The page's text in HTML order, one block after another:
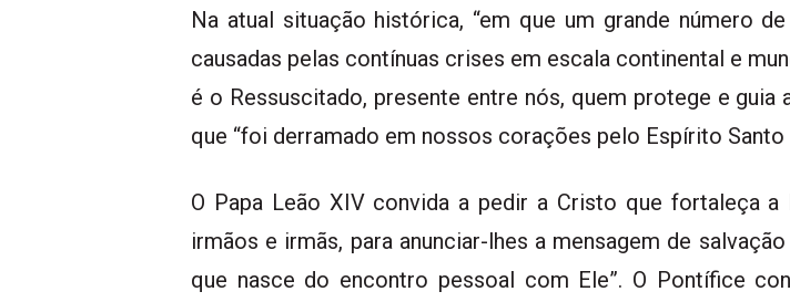
Na atual situação histórica, “em que um grande número
causadas pelas contínuas crises em escala continental e
é o Ressuscitado, presente entre nós, quem protege e guia
que “foi derramado em nossos corações pelo Espírito Santo
O Papa Leão XIV convida a pedir a Cristo que fortaleça
irmãos e irmãs, para anunciar-lhes a mensagem de
que nasce do encontro pessoal com Ele”. O Pontífice